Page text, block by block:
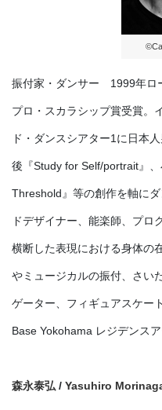
振付家・ダンサー 1999年ロ
プロ・スカラシップ賞受賞。
ド・ダンスシアター1に日本
後『Study for Self/portrait』
Threshold』等の創作を軸に
ドデザイナー、能楽師、プロ
横断した表現における身体の
やミュージカルの振付、さい
ゲーター、フィギュアスケー
Base Yokohama レジデンス
森永泰弘 / Yasuhiro